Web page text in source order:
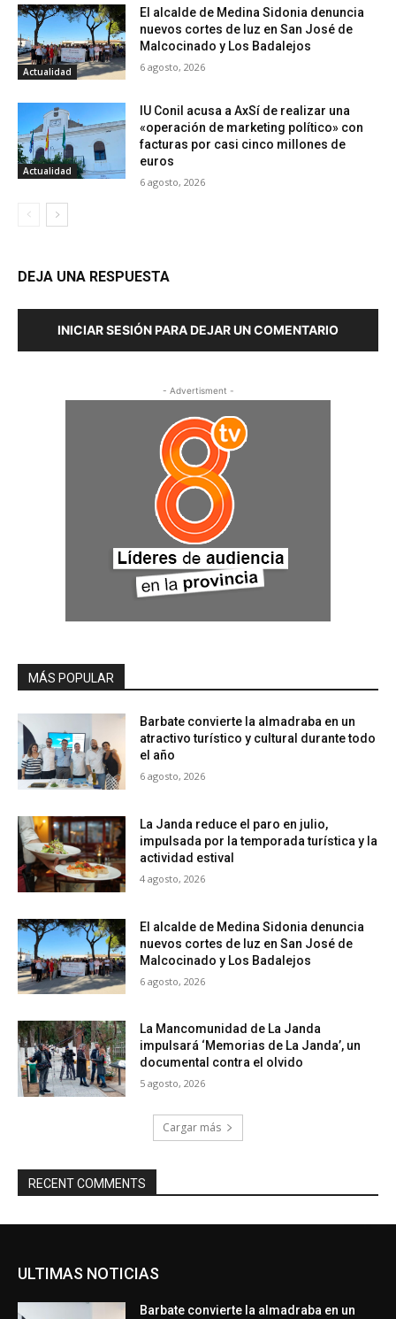
Actualidad
El alcalde de Medina Sidonia denuncia
nuevos cortes de luz en San José de
Malcocinado y Los Badalejos
6 agosto, 2026
Actualidad
IU Conil acusa a AxSí de realizar una
«operación de marketing político» con
facturas por casi cinco millones de
euros
6 agosto, 2026
DEJA UNA RESPUESTA
INICIAR SESIÓN PARA DEJAR UN COMENTARIO
- Advertisment -
MÁS POPULAR
Barbate convierte la almadraba en un
atractivo turístico y cultural durante todo
el año
6 agosto, 2026
La Janda reduce el paro en julio,
impulsada por la temporada turística y la
actividad estival
4 agosto, 2026
El alcalde de Medina Sidonia denuncia
nuevos cortes de luz en San José de
Malcocinado y Los Badalejos
6 agosto, 2026
La Mancomunidad de La Janda
impulsará ‘Memorias de La Janda’, un
documental contra el olvido
5 agosto, 2026
Cargar más
RECENT COMMENTS
ULTIMAS NOTICIAS
Barbate convierte la almadraba en un